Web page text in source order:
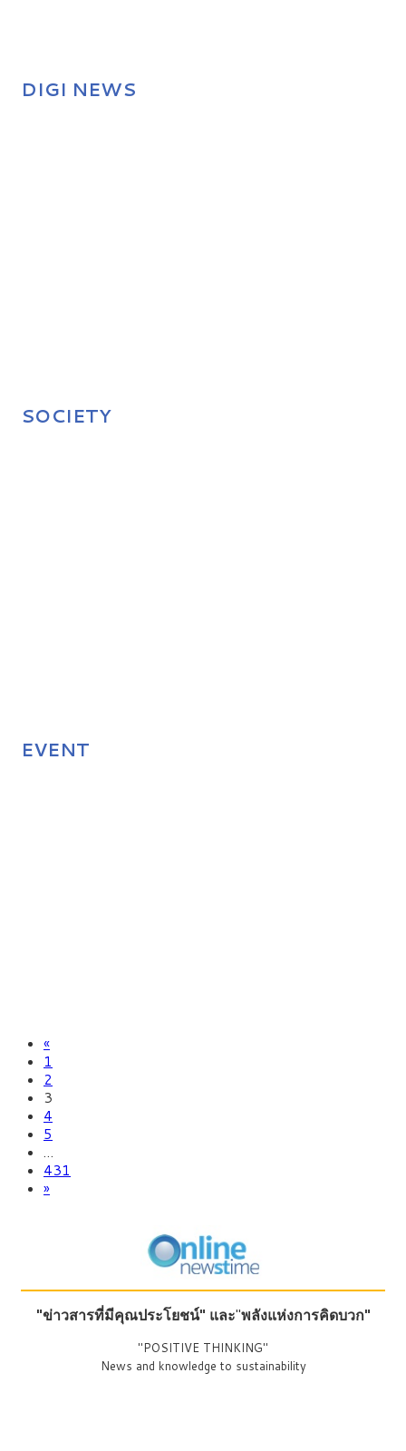
DIGI NEWS
SOCIETY
EVENT
«
1
2
3
4
5
…
431
»
"ข่าวสารที่มีคุณประโยชน์" และ"พลังแห่งการคิดบวก"
"POSITIVE THINKING"
News and knowledge to sustainability